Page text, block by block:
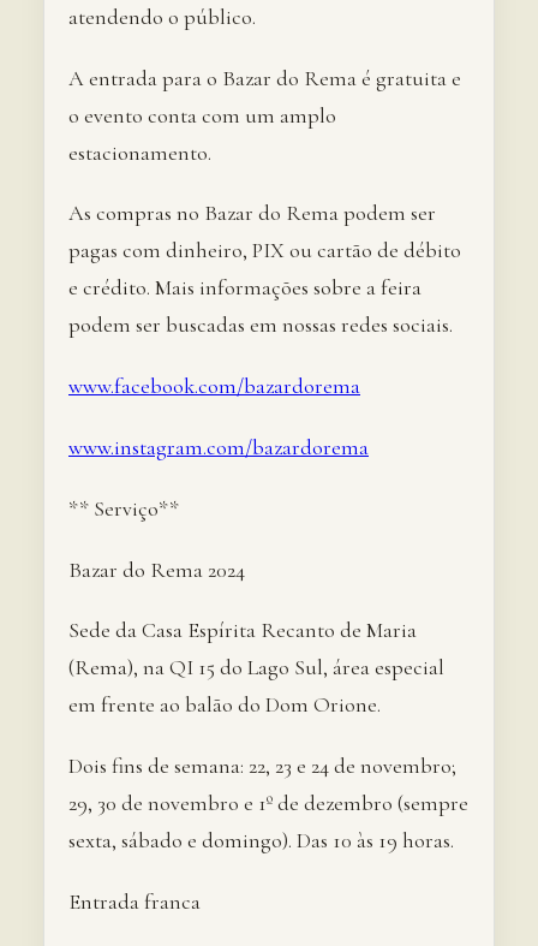
atendendo o público.
A entrada para o Bazar do Rema é gratuita e
o evento conta com um amplo
estacionamento.
As compras no Bazar do Rema podem ser
pagas com dinheiro, PIX ou cartão de débito
e crédito. Mais informações sobre a feira
podem ser buscadas em nossas redes sociais.
www.facebook.com/bazardorema
www.instagram.com/bazardorema
** Serviço**
Bazar do Rema 2024
Sede da Casa Espírita Recanto de Maria
(Rema), na QI 15 do Lago Sul, área especial
em frente ao balão do Dom Orione.
Dois fins de semana: 22, 23 e 24 de novembro;
29, 30 de novembro e 1º de dezembro (sempre
sexta, sábado e domingo). Das 10 às 19 horas.
Entrada franca